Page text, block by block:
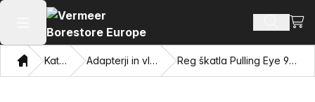
Odpri glavni meni Iskanje
DomaKatalog Adapterji in vlečne oči Reg škatla Pulling Eye 90k x 3.5" API